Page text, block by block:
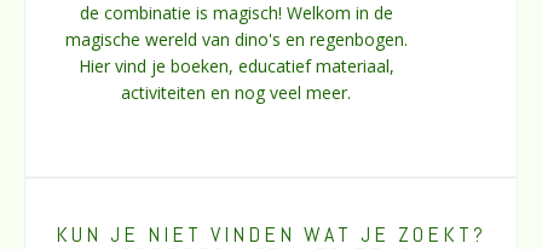
de combinatie is magisch! Welkom in de
magische wereld van dino's en regenbogen.
Hier vind je boeken, educatief materiaal,
activiteiten en nog veel meer.
KUN JE NIET VINDEN WAT JE ZOEKT?